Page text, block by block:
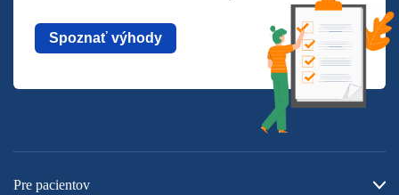
Spoznať výhody
Pre pacientov